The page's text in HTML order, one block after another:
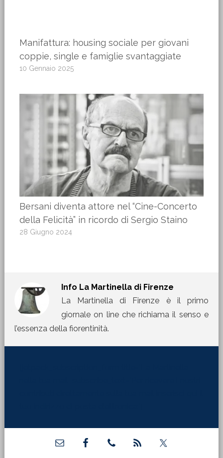
Manifattura: housing sociale per giovani
coppie, single e famiglie svantaggiate
10 Gennaio 2025
Bersani diventa attore nel “Cine-Concerto
della Felicità” in ricordo di Sergio Staino
28 Giugno 2024
Info La Martinella di Firenze
La Martinella di Firenze è il primo
giornale on line che richiama il senso e
l’essenza della fiorentinità.